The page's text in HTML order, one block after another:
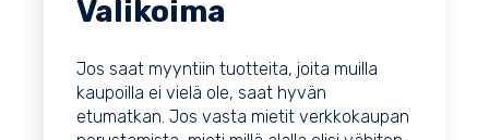
Valikoima
Jos saat myyntiin tuotteita, joita muilla
kaupoilla ei vielä ole, saat hyvän
etumatkan. Jos vasta mietit verkkokaupan